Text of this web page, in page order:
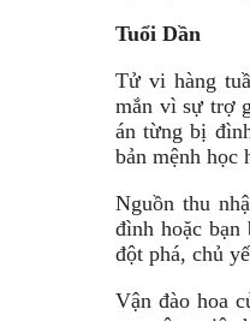
Tuổi Dần
Tử vi hàng
mắn vì sự trợ
án từng bị
bản mệnh học
Nguồn thu
đình hoặc
đột phá, chủ
Vận đào hoa